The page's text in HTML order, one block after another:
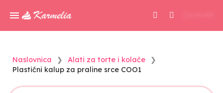
Naslovnica
Alati za torte i kolače
Plastični kalup za praline srce COO1